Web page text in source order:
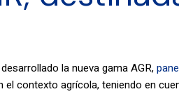
la nueva gama AGR,
contexto agrícola, teniendo en